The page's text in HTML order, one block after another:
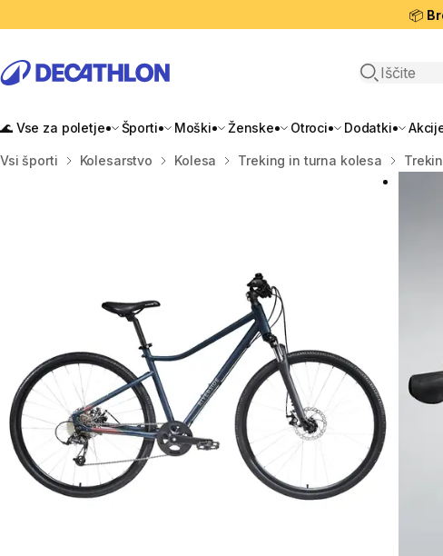
📦
Odpri iskanje
🌊 Vse za poletje Športi Moški Ženske Otroci Dodatki
Domov
Vsi športi Kolesarstvo Kolesa Treking in turna kolesa